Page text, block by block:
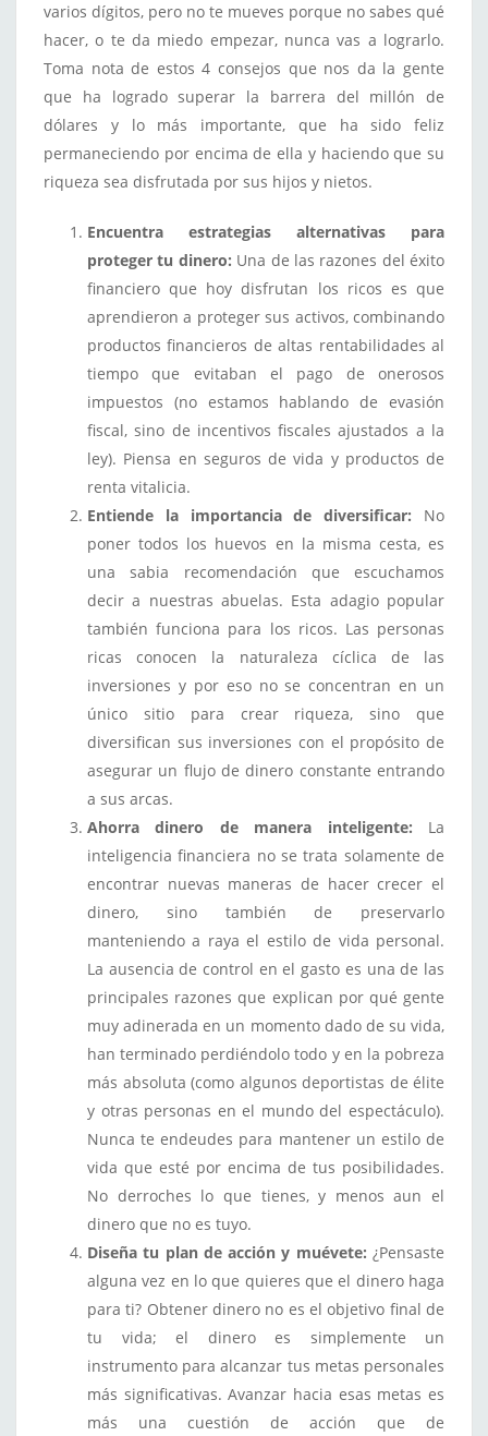
varios dígitos, pero no te mueves porque no sabes qué
hacer, o te da miedo empezar, nunca vas a lograrlo.
Toma nota de estos 4 consejos que nos da la gente
que ha logrado superar la barrera del millón de
dólares y lo más importante, que ha sido feliz
permaneciendo por encima de ella y haciendo que su
riqueza sea disfrutada por sus hijos y nietos.
Encuentra estrategias alternativas para
proteger tu dinero: Una de las razones del éxito
financiero que hoy disfrutan los ricos es que
aprendieron a proteger sus activos, combinando
productos financieros de altas rentabilidades al
tiempo que evitaban el pago de onerosos
impuestos (no estamos hablando de evasión
fiscal, sino de incentivos fiscales ajustados a la
ley). Piensa en seguros de vida y productos de
renta vitalicia.
Entiende la importancia de diversificar: No
poner todos los huevos en la misma cesta, es
una sabia recomendación que escuchamos
decir a nuestras abuelas. Esta adagio popular
también funciona para los ricos. Las personas
ricas conocen la naturaleza cíclica de las
inversiones y por eso no se concentran en un
único sitio para crear riqueza, sino que
diversifican sus inversiones con el propósito de
asegurar un flujo de dinero constante entrando
a sus arcas.
Ahorra dinero de manera inteligente: La
inteligencia financiera no se trata solamente de
encontrar nuevas maneras de hacer crecer el
dinero, sino también de preservarlo
manteniendo a raya el estilo de vida personal.
La ausencia de control en el gasto es una de las
principales razones que explican por qué gente
muy adinerada en un momento dado de su vida,
han terminado perdiéndolo todo y en la pobreza
más absoluta (como algunos deportistas de élite
y otras personas en el mundo del espectáculo).
Nunca te endeudes para mantener un estilo de
vida que esté por encima de tus posibilidades.
No derroches lo que tienes, y menos aun el
dinero que no es tuyo.
Diseña tu plan de acción y muévete: ¿Pensaste
alguna vez en lo que quieres que el dinero haga
para ti? Obtener dinero no es el objetivo final de
tu vida; el dinero es simplemente un
instrumento para alcanzar tus metas personales
más significativas. Avanzar hacia esas metas es
más una cuestión de acción que de